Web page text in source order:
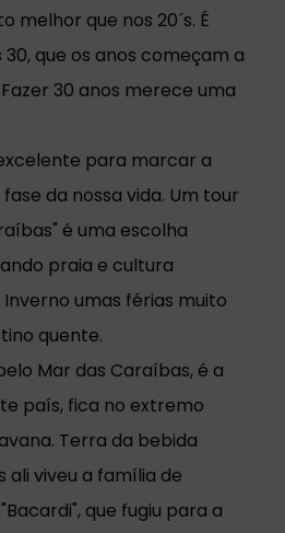
melhor que nos 20´s. É
que os anos começam a
30 anos merece uma
para marcar a
da nossa vida. Um tour
é uma escolha
praia e cultura
umas férias muito
quente.
Mar das Caraíbas, é a
país, fica no extremo
Terra da bebida
ali viveu a família de
que fugiu para a